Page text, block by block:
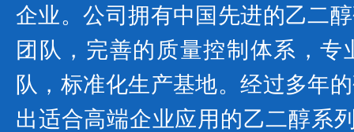
企业。公司拥有中国先进的乙二
团队，完善的质量控制体系，
队，标准化生产基地。经过多年
出适合高端企业应用的乙二醇系